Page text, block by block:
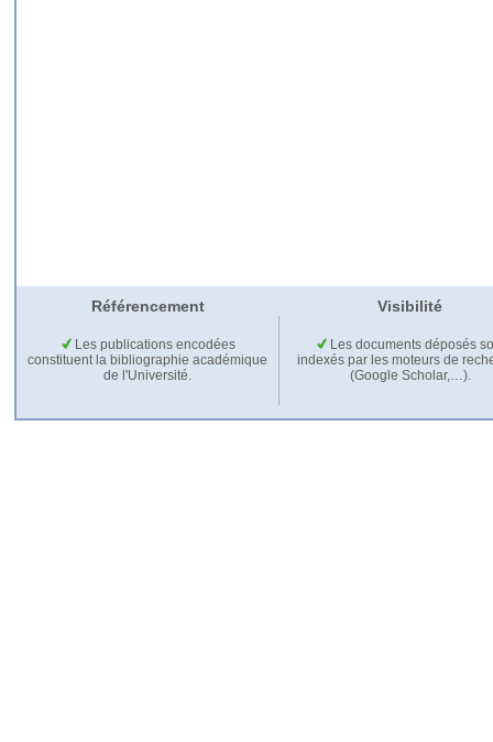
Référencement Visibilité
Les publications encodées
constituent la bibliographie académique
de l'Université.
Les documents déposés
indexés par les moteurs de
(Google Scholar,…).